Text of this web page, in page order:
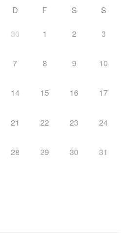
D F S S
30 1 2 3
7 8 9 10
14 15 16 17
21 22 23 24
28 29 30 31